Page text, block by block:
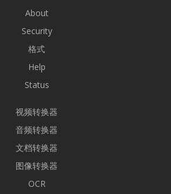
About
Security
格式
Help
Status
视频转换器
音频转换器
文档转换器
图像转换器
OCR